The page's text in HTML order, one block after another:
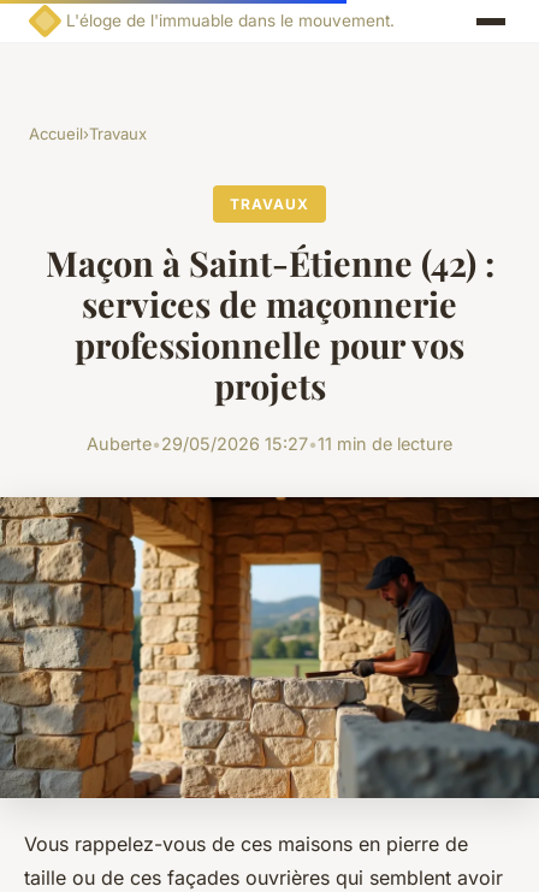
L'éloge de l'immuable dans le mouvement.
Accueil›Travaux
TRAVAUX
Maçon à Saint-Étienne (42) :
services de maçonnerie
professionnelle pour vos
projets
Auberte•29/05/2026 15:27•11 min de lecture
Vous rappelez-vous de ces maisons en pierre de
taille ou de ces façades ouvrières qui semblent avoir